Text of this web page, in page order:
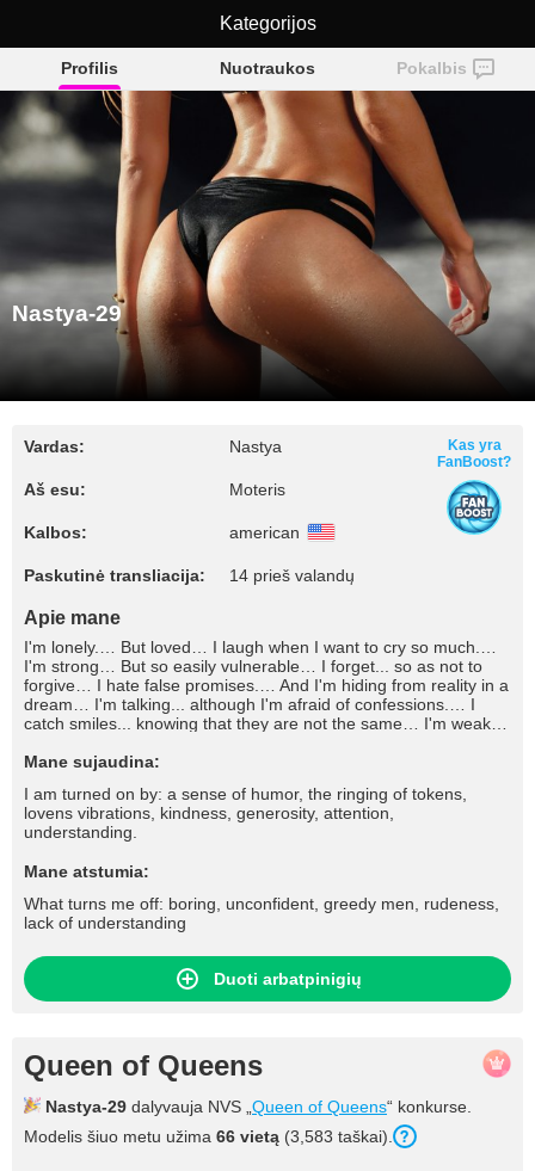
Nastya-29
Profilis Nuotraukos Pokalbis
Nastya-29
Vardas: Nastya
Aš esu: Moteris
Kalbos: american
Paskutinė transliacija: 14 prieš valandų
Kas yra
FanBoost?
Apie mane
I'm lonely.… But loved… I laugh when I want to cry so much.…
I'm strong… But so easily vulnerable… I forget... so as not to
forgive… I hate false promises.… And I'm hiding from reality in a
dream… I'm talking... although I'm afraid of confessions.… I
catch smiles... knowing that they are not the same… I'm weak –
break my heart – in a moment, And I force myself to live with it…
words.… And I'm leaving forever.... And I don't forgive… Always
among friends… But I'm alone.… I can't lie... but I don't believe
it either, Bright smiles and other people's "Love"… I feel every
to understand me… But it's too complicated To make them
come closer to you… I'm proud – where it's impossible… But I
know how to love sincerely..
Mane sujaudina:
I am turned on by: a sense of humor, the ringing of tokens,
lovens vibrations, kindness, generosity, attention,
understanding.
Mane atstumia:
What turns me off: boring, unconfident, greedy men, rudeness,
lack of understanding
Duoti arbatpinigių
Queen of Queens
Nastya-29 dalyvauja NVS „ Queen of Queens“ konkurse.
Modelis šiuo metu užima 66 vietą (3,583 taškai).
Kategorijos